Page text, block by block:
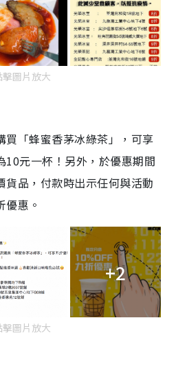
擊圖片放大
買「蜂蜜香茅冰綠茶」，可享
10元一杯！另外，於優惠期間
貨品，付款時出示任何與活動
惠。
+2
擊圖片放大